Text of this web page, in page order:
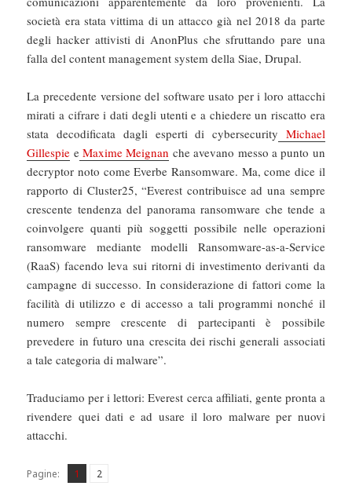
società era stata vittima di un attacco già nel 2018 da parte
degli hacker attivisti di AnonPlus che sfruttando pare una
falla del content management system della Siae, Drupal.
La precedente versione del software usato per i loro attacchi
mirati a cifrare i dati degli utenti e a chiedere un riscatto era
stata decodificata dagli esperti di cybersecurity Michael
Gillespie eMaxime Meignan che avevano messo a punto un
decryptor noto come Everbe Ransomware. Ma, come dice il
rapporto di Cluster25, “Everest contribuisce ad una sempre
crescente tendenza del panorama ransomware che tende a
coinvolgere quanti più soggetti possibile nelle operazioni
ransomware mediante modelli Ransomware-as-a-Service
(RaaS) facendo leva sui ritorni di investimento derivanti da
campagne di successo. In considerazione di fattori come la
facilità di utilizzo e di accesso a tali programmi nonché il
numero sempre crescente di partecipanti è possibile
prevedere in futuro una crescita dei rischi generali associati
a tale categoria di malware”.
Traduciamo per i lettori: Everest cerca affiliati, gente pronta a
rivendere quei dati e ad usare il loro malware per nuovi
attacchi.
Pagine: Pagina
1 ,
Pagina
2